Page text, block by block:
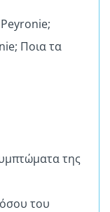
Ποια τα
της
του